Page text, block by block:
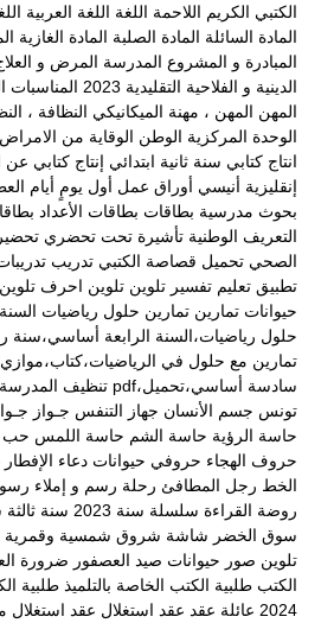
الكتبي الكريم اللاحمة اللغة اللغة العربية
المادة السائلة المادة الصلبة المادة الغازية
المبادرة و المشروع المدرسة المرض و
الدينية و الفلاحية التقليدية 2023
المناسبات
المهن المهن ، مهنة الميكانيكي النظافة ،
الوحدة المركزية الوطن الوقاية من الامراض
انتاج كتابي سنة ثانية ابتدائي إنتاج كتابي عن
إنقليزية أنيسي أوراق عمل أول يومٍ أيام
بحوث مدرسية بطاقات بطاقات الأعداد
التعريف الوطنية تأشيرة تحت تحضري
الصحي تحميل قصاصة الكتبي تدريب
تطبيق تعليم تفسير تلوين تلوين احرف
حيوانات تمارين تمارين حلول رياضيات
حلول رياضيات،السنة الرابعة أساسي،سنة
تمارين مع حلول في
سادسة أساسي،تحميل،pdf
تنظيف المدرسة
تونس جسم الأنسان جهاز التنفس جـواز
حاسة الرؤية حاسة الشم حاسة اللمس حب
حروف الهجاء حروفي حيوانات دعاء الإفطار
الخط رجل المطافئ رحلة رسم و إملاء
روضة القراءة سلسلة سنة 2023 سنة ثالثة
سوق الخضر شاشة شروق شمسية وقمرية
تلوين صور حيوانات صيد العصفور ضرورة
الكتب طلبية الكتب الخاصة بالتلميذ
2024 عائلة عقد عقد استغلال عقد استغلال